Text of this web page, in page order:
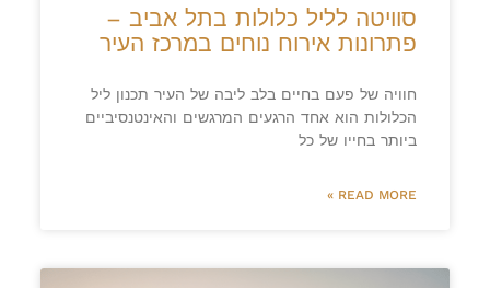
סוויטה לליל כלולות בתל אביב –
פתרונות אירוח נוחים במרכז העיר
חוויה של פעם בחיים בלב ליבה של העיר תכנון ליל
הכלולות הוא אחד הרגעים המרגשים והאינטנסיביים
ביותר בחייו של כל
READ MORE »